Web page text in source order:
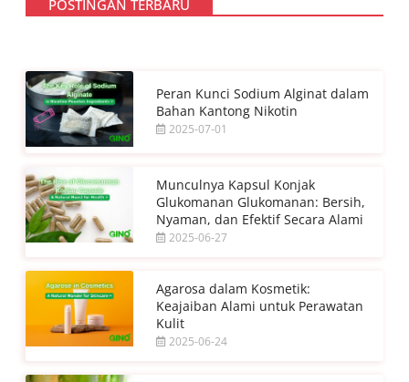
POSTINGAN TERBARU
Peran Kunci Sodium Alginat dalam
Bahan Kantong Nikotin
2025-07-01
Munculnya Kapsul Konjak
Glukomanan Glukomanan: Bersih,
Nyaman, dan Efektif Secara Alami
2025-06-27
Agarosa dalam Kosmetik:
Keajaiban Alami untuk Perawatan
Kulit
2025-06-24